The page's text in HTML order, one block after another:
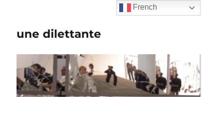
une dilettante
French